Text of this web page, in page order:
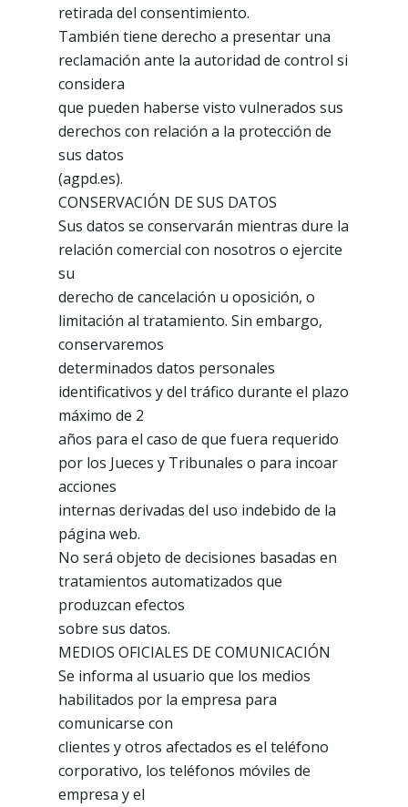
retirada del consentimiento.
También tiene derecho a presentar una
reclamación ante la autoridad de control si
considera
que pueden haberse visto vulnerados sus
derechos con relación a la protección de
sus datos
(agpd.es).
CONSERVACIÓN DE SUS DATOS
Sus datos se conservarán mientras dure la
relación comercial con nosotros o ejercite
su
derecho de cancelación u oposición, o
limitación al tratamiento. Sin embargo,
conservaremos
determinados datos personales
identificativos y del tráfico durante el plazo
máximo de 2
años para el caso de que fuera requerido
por los Jueces y Tribunales o para incoar
acciones
internas derivadas del uso indebido de la
página web.
No será objeto de decisiones basadas en
tratamientos automatizados que
produzcan efectos
sobre sus datos.
MEDIOS OFICIALES DE COMUNICACIÓN
Se informa al usuario que los medios
habilitados por la empresa para
comunicarse con
clientes y otros afectados es el teléfono
corporativo, los teléfonos móviles de
empresa y el